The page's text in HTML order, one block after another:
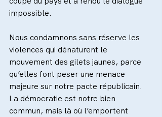
impossible.
Nous condamnons sans réserve les
violences qui dénaturent le
mouvement des gilets jaunes, parce
qu’elles font peser une menace
majeure sur notre pacte républicain.
La démocratie est notre bien
commun, mais là où l’emportent